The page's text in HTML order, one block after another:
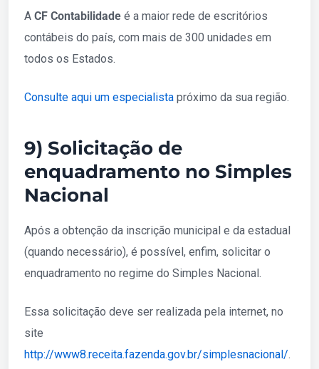
A CF Contabilidade é a maior rede de escritórios
contábeis do país, com mais de 300 unidades em
todos os Estados.
Consulte aqui um especialista próximo da sua região.
9) Solicitação de
enquadramento no Simples
Nacional
Após a obtenção da inscrição municipal e da estadual
(quando necessário), é possível, enfim, solicitar o
enquadramento no regime do Simples Nacional.
Essa solicitação deve ser realizada pela internet, no
site
http://www8.receita.fazenda.gov.br/simplesnacional/.